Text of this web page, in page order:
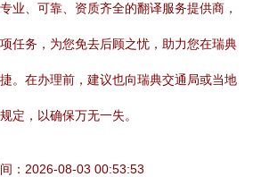
业、可靠、资质齐全的翻译服务提供商，
任务，为您免去后顾之忧，助力您在瑞典
。在办理前，建议也向瑞典交通局或当地
定，以确保万无一失。
：2026-08-03 00:53:53